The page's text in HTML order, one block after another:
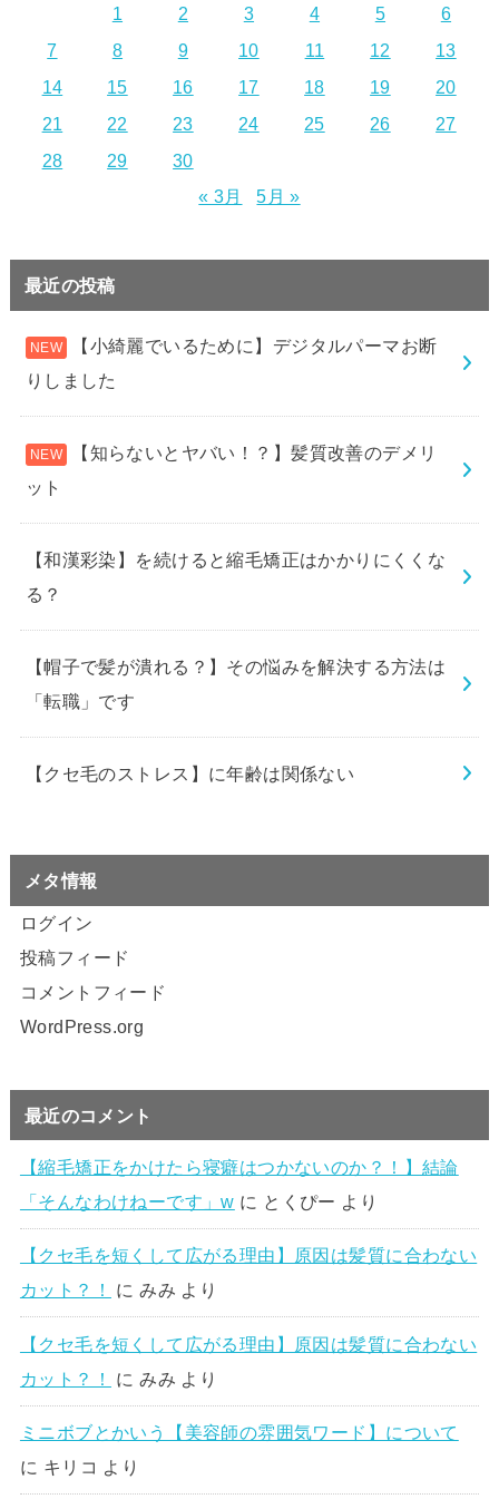
1
2 3 4 5
6
7
8 9 10 11 12
13
14
15 16 17 18 19
20
21
22 23 24 25 26
27
28
29
30
« 3月
5月 »
最近の投稿
【小綺麗でいるために】デジタルパーマお断
りしました
【知らないとヤバい！？】髪質改善のデメリ
ット
【和漢彩染】を続けると縮毛矯正はかかりにくくな
る？
【帽子で髪が潰れる？】その悩みを解決する方法は
「転職」です
【クセ毛のストレス】に年齢は関係ない
メタ情報
ログイン
投稿フィード
コメントフィード
WordPress.org
最近のコメント
【縮毛矯正をかけたら寝癖はつかないのか？！】結論
「そんなわけねーです」w に とくぴー より
【クセ毛を短くして広がる理由】原因は髪質に合わない
カット？！
にみみ より
【クセ毛を短くして広がる理由】原因は髪質に合わない
カット？！
に みみ より
ミニボブとかいう【美容師の雰囲気ワード】について
に キリコ より